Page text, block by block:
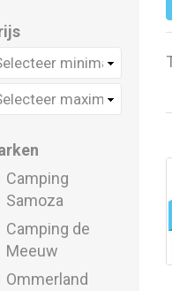
Camping
Samoza
Camping de
Meeuw
Ommerland